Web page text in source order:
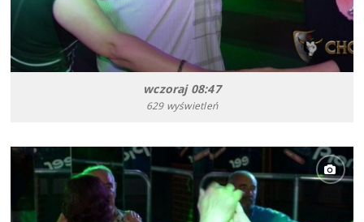
wczoraj 08:47
629 wyświetleń